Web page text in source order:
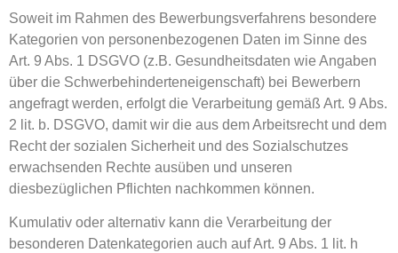
Soweit im Rahmen des Bewerbungsverfahrens besondere
Kategorien von personenbezogenen Daten im Sinne des
Art. 9 Abs. 1 DSGVO (z.B. Gesundheitsdaten wie Angaben
über die Schwerbehinderteneigenschaft) bei Bewerbern
angefragt werden, erfolgt die Verarbeitung gemäß Art. 9 Abs.
2 lit. b. DSGVO, damit wir die aus dem Arbeitsrecht und dem
Recht der sozialen Sicherheit und des Sozialschutzes
erwachsenden Rechte ausüben und unseren
diesbezüglichen Pflichten nachkommen können.
Kumulativ oder alternativ kann die Verarbeitung der
besonderen Datenkategorien auch auf Art. 9 Abs. 1 lit. h